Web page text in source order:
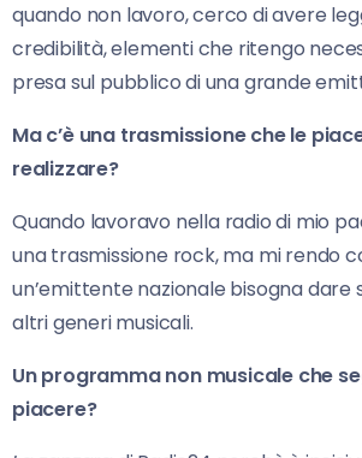
quando non lavoro, cerco di avere
credibilità, elementi che ritengo
presa sul pubblico di una grande
Ma c’è una trasmissione che le
realizzare?
Quando lavoravo nella radio di mio
una trasmissione rock, ma mi rendo
un’emittente nazionale bisogna dare
altri generi musicali.
Un programma non musicale che
piacere?